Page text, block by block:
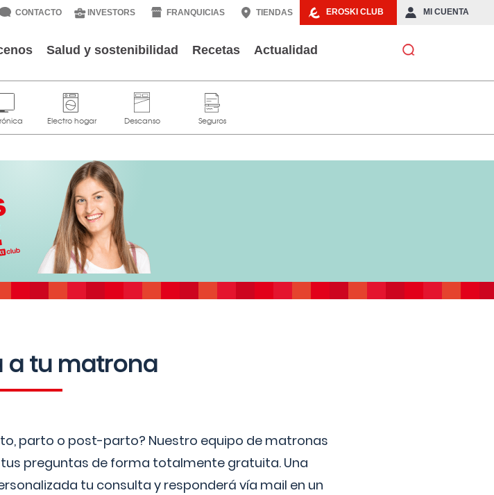
EROSKI CLUB MI CUENTA
CONTACTO INVESTORS FRANQUICIAS TIENDAS
Salud y sostenibilidad Recetas Actualidad
a tu matrona
parto o post-parto? Nuestro equipo de matronas
preguntas de forma totalmente gratuita. Una
tu consulta y responderá vía mail en un